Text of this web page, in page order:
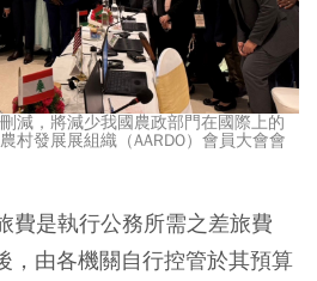
減，將減少我國農政部門在國際上的
村發展展組織（AARDO）會員大會會
費是執行公務所需之差旅費
，由各機關自行控管於其預算